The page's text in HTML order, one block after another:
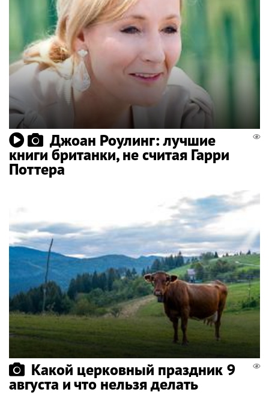
Джоан Роулинг: лучшие
книги британки, не считая Гарри
Поттера
Какой церковный праздник 9
августа и что нельзя делать